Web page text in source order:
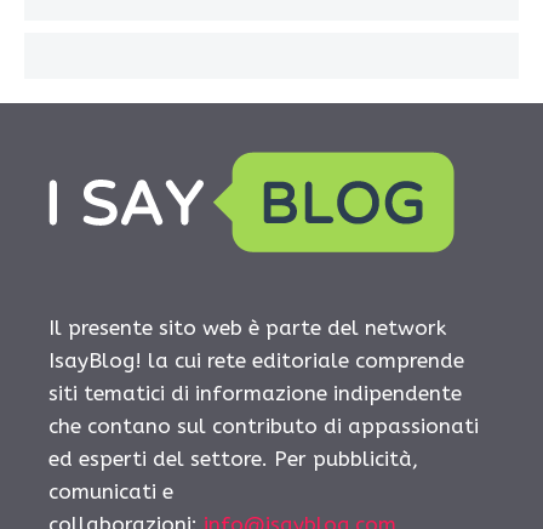
Il presente sito web è parte del network
IsayBlog! la cui rete editoriale comprende
siti tematici di informazione indipendente
che contano sul contributo di appassionati
ed esperti del settore. Per pubblicità,
comunicati e